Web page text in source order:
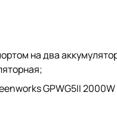
на два
GPWG5II